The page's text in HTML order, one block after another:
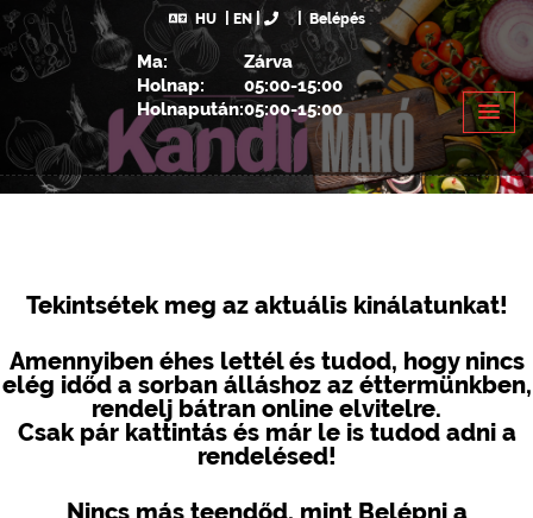
HU EN Belépés
Ma:
Zárva
Holnap:
05:00-15:00
Holnapután:05:00-15:00
Tekintsétek meg az aktuális kinálatunkat!
Amennyiben éhes lettél és tudod, hogy nincs
elég időd a sorban álláshoz az éttermünkben,
rendelj bátran online elvitelre.
Csak pár kattintás és már le is tudod adni a
rendelésed!
Nincs más teendőd, mint Belépni a